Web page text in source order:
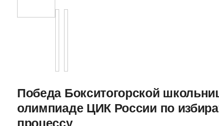
Победа Бокситогорской
олимпиаде ЦИК России по
процессу